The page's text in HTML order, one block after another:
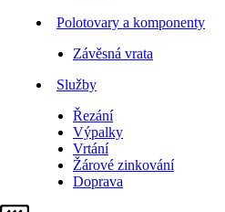
Polotovary a komponenty
Závěsná vrata
Služby
Řezání
Výpalky
Vrtání
Žárové zinkování
Doprava